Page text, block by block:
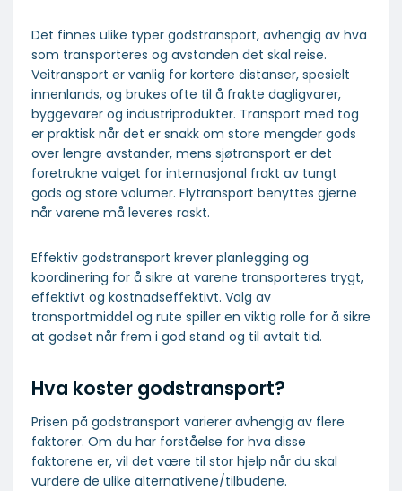
Det finnes ulike typer godstransport, avhengig av hva
som transporteres og avstanden det skal reise.
Veitransport er vanlig for kortere distanser, spesielt
innenlands, og brukes ofte til å frakte dagligvarer,
byggevarer og industriprodukter. Transport med tog
er praktisk når det er snakk om store mengder gods
over lengre avstander, mens sjøtransport er det
foretrukne valget for internasjonal frakt av tungt
gods og store volumer. Flytransport benyttes gjerne
når varene må leveres raskt.
Effektiv godstransport krever planlegging og
koordinering for å sikre at varene transporteres trygt,
effektivt og kostnadseffektivt. Valg av
transportmiddel og rute spiller en viktig rolle for å sikre
at godset når frem i god stand og til avtalt tid.
Hva koster godstransport?
Prisen på godstransport varierer avhengig av flere
faktorer. Om du har forståelse for hva disse
faktorene er, vil det være til stor hjelp når du skal
vurdere de ulike alternativene/tilbudene.